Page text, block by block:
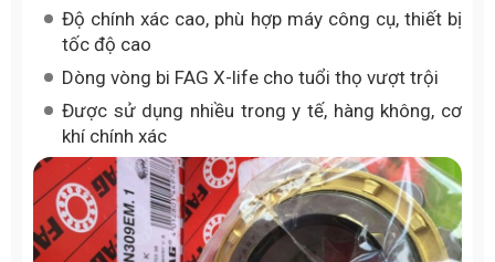
Độ chính xác cao, phù hợp máy công cụ, thiết bị
tốc độ cao
Dòng vòng bi FAG X-life cho tuổi thọ vượt trội
Được sử dụng nhiều trong y tế, hàng không, cơ
khí chính xác